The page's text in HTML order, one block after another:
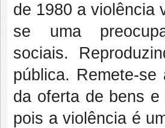
de 1980 a violência
se uma
sociais.
pública. Remete-
da oferta de bens
pois a violência é u